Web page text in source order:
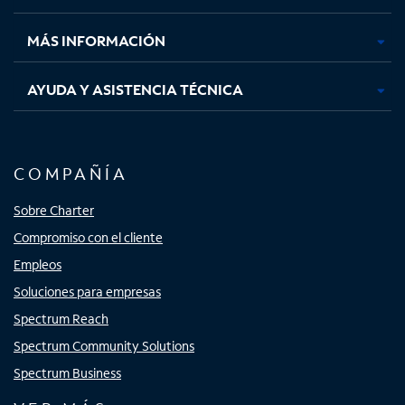
nuevanuevanuevanueva
MÁS INFORMACIÓN
AYUDA Y ASISTENCIA TÉCNICA
COMPAÑÍA
Sobre Charter
Compromiso con el cliente
Empleos
Soluciones para empresas
Spectrum Reach
Spectrum Community Solutions
Spectrum Business